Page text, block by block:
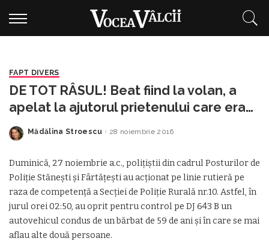
FAPT DIVERS
DE TOT RÂSUL! Beat fiind la volan, a
apelat la ajutorul prietenului care era
mai beat ca el şi fără permis
Posted
Mădălina Stroescu 28 noiembrie 2016
Duminică, 27 noiembrie a.c., poliţiştii din cadrul Posturilor de
Poliţie Stăneşti şi Fârtăţeşti au acţionat pe linie rutieră pe
raza de competenţă a Secţiei de Poliţie Rurală nr.10. Astfel, în
jurul orei 02:50, au oprit pentru control pe DJ 643 B un
autovehicul condus de un bărbat de 59 de ani şi în care se mai
aflau alte două persoane.